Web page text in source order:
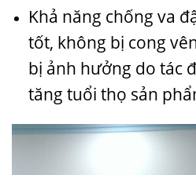
Khả năng chống va
tốt, không bị cong
bị ảnh hưởng do tác
tăng tuổi thọ sản